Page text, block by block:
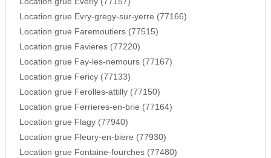
Location grue Evry-gregy-sur-yerre (77166)
Location grue Faremoutiers (77515)
Location grue Favieres (77220)
Location grue Fay-les-nemours (77167)
Location grue Fericy (77133)
Location grue Ferolles-attilly (77150)
Location grue Ferrieres-en-brie (77164)
Location grue Flagy (77940)
Location grue Fleury-en-biere (77930)
Location grue Fontaine-fourches (77480)